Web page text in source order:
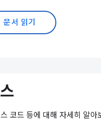
문서 읽기
코드 등에 대해 자세히 알아